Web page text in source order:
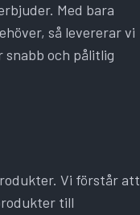
Med bara
så levererar vi
och pålitlig
Vi förstår att
till